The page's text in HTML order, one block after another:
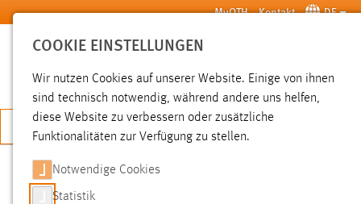
Zum Hauptinhalt springen MyOTH Kontakt DE
SUCHE
JETZT BEWERBEN
SUCHE
COOKIE EINSTELLUNGEN
Wir nutzen Cookies auf unserer Website. Einige von ihnen
sind technisch notwendig, während andere uns helfen,
diese Website zu verbessern oder zusätzliche
Funktionalitäten zur Verfügung zu stellen.
Notwendige Cookies
Statistik